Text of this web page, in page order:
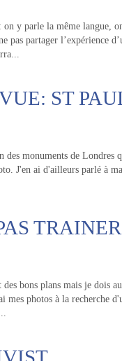
on y parle la même langue,
pas partager l’expérience
ST
des monuments de Londres
J'en ai d'ailleurs parlé à
bons plans mais je dois
mes photos à la recherche